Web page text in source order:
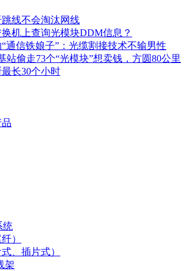
线不会淘汰网线
机上查询光模块DDM信息？
通信铁娘子”：光缆割接技术不输男性
站偷走73个“光模块”想卖钱，方圆80公里
长30个小时
统
）
、插片式）
架